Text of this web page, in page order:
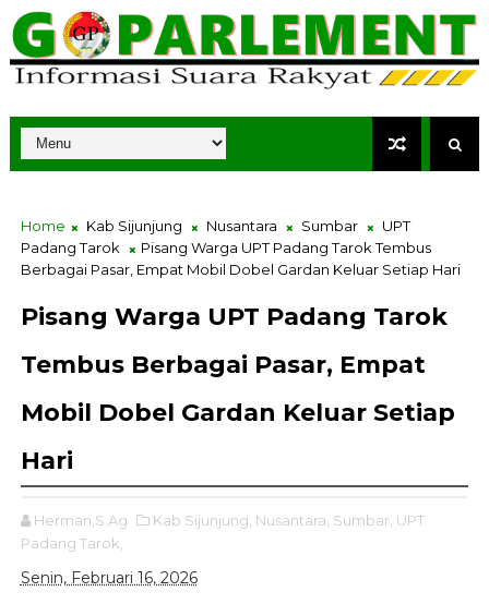
Home Kab Sijunjung Nusantara Sumbar
UPT
Padang Tarok
Pisang Warga UPT Padang Tarok Tembus
Berbagai Pasar, Empat Mobil Dobel Gardan Keluar Setiap Hari
Pisang Warga UPT Padang Tarok
Tembus Berbagai Pasar, Empat
Mobil Dobel Gardan Keluar Setiap
Hari
Herman,S.Ag Kab Sijunjung, Nusantara, Sumbar, UPT
Padang Tarok,
Senin, Februari 16, 2026